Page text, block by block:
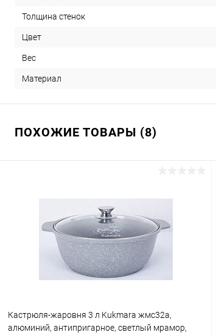
Толщина стенок
Цвет
Вес
Материал
ПОХОЖИЕ ТОВАРЫ (8)
Кастрюля-жаровня 3 л Kukmara жмс32а,
алюминий, антипригарное, светлый мрамор,